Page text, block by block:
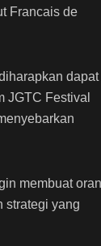
Francais de
dapat
JGTC Festival
membuat
strategi yang